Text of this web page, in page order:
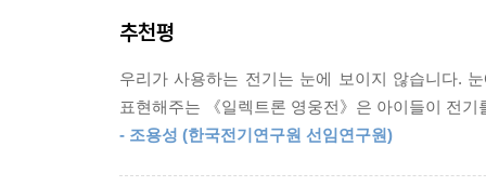
과학에 대한 용어와 지식을 접하게 됩니다.
코딩의 기초 원리를 쉽게 배워요!
코딩은 4차산업혁명 시대를 살아가는 우리 아이
단순히 만화를 읽는 것이 아니라, 전기, 전자
한국전기연구원의 꼼꼼한 감수를 거쳤습니다.
추천평
우리가 사용하는 전기는 눈에 보이지 않습니다.
표현해주는 《일렉트론 영웅전》은 아이들이 전
- 조용성 (한국전기연구원 선임연구원)